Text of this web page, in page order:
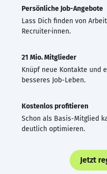
Persönliche Job-Angebote
Lass Dich finden von
Recruiter·innen.
21 Mio. Mitglieder
Knüpf neue Kontakte und
besseres Job-Leben.
Kostenlos profitieren
Schon als Basis-Mitglied
deutlich optimieren.
Jetzt